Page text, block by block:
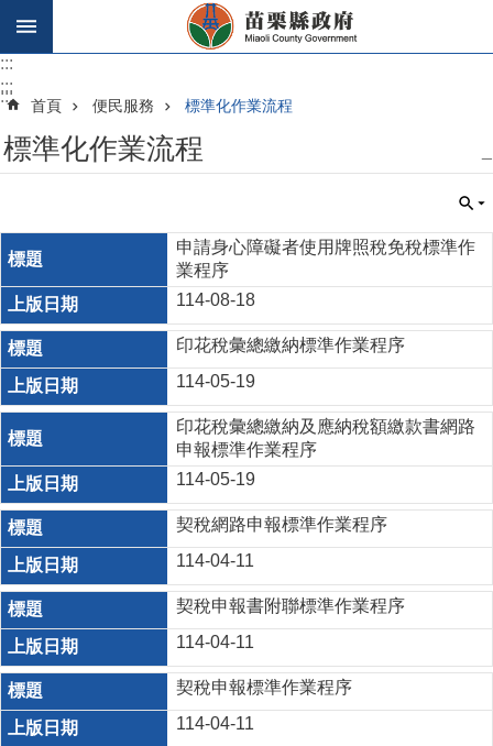
跳到主要內容區塊
:::
:::
::: 首頁 便民服務 標準化作業流程
標準化作業流程
申請身心障礙者使用牌照稅免稅標準作
業程序
114-08-18
印花稅彙總繳納標準作業程序
114-05-19
印花稅彙總繳納及應納稅額繳款書網路
申報標準作業程序
114-05-19
契稅網路申報標準作業程序
114-04-11
契稅申報書附聯標準作業程序
114-04-11
契稅申報標準作業程序
114-04-11